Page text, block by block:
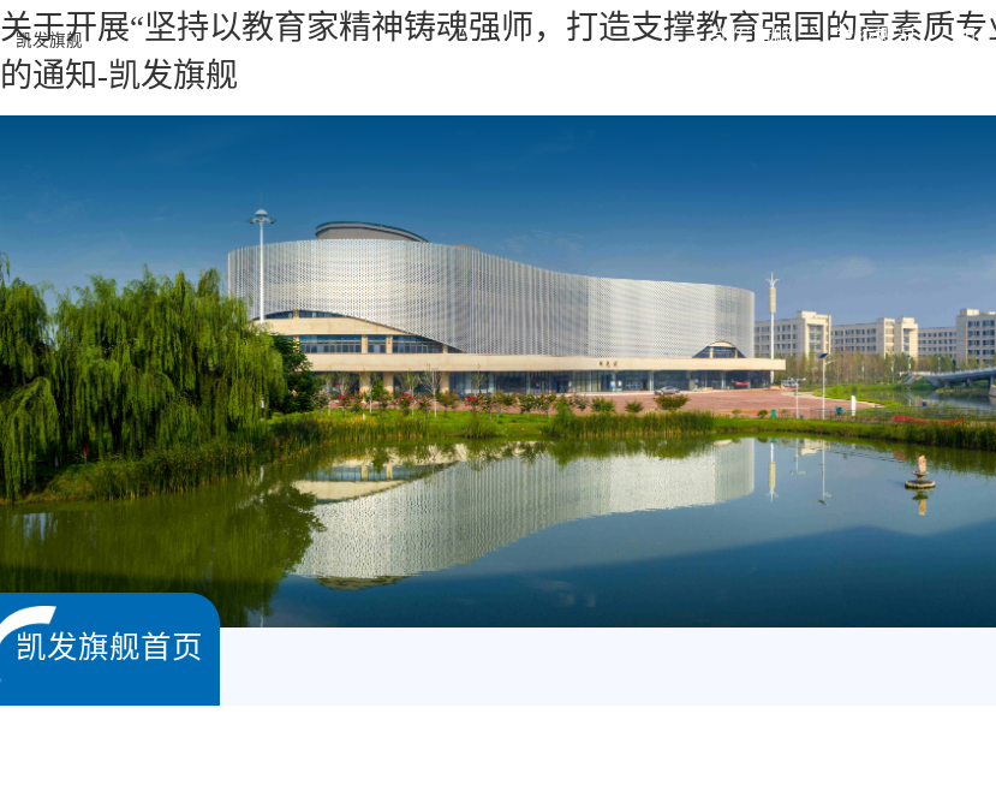
关于开展“坚持以教育家精神铸魂强师，打造支撑教育强国的高素质
的通知-凯发旗舰
凯发旗舰 凯发旗舰 学校概况 组
凯发旗舰首页